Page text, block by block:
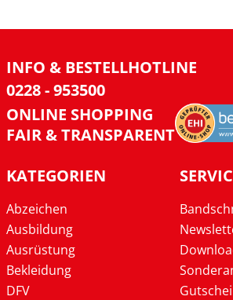
INFO & BESTELLHOTLINE
0228 - 953500
ONLINE SHOPPING
FAIR & TRANSPARENT
KATEGORIEN
Abzeichen
Ausbildung
Ausrüstung
Bekleidung
DFV